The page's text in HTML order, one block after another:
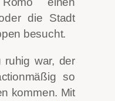
die Stadt
besucht.
war, der
so
kommen. Mit